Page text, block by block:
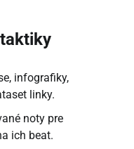
infografiky,
linky.
noty pre
ich beat.